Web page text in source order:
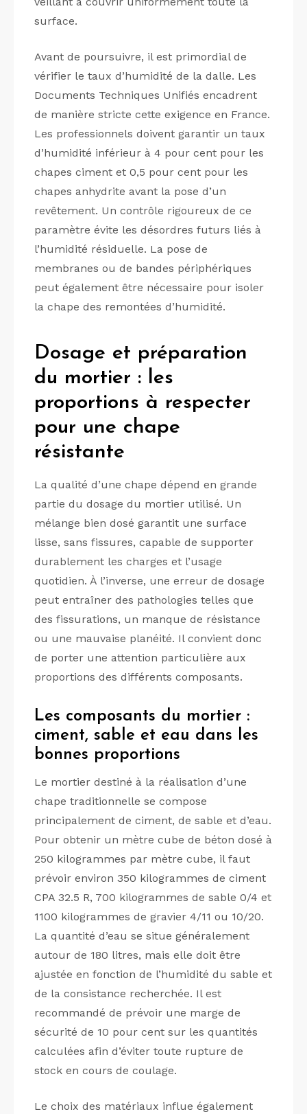
surface.
Avant de poursuivre, il est primordial de
vérifier le taux d’humidité de la dalle. Les
Documents Techniques Unifiés encadrent
de manière stricte cette exigence en France.
Les professionnels doivent garantir un taux
d’humidité inférieur à 4 pour cent pour les
chapes ciment et 0,5 pour cent pour les
chapes anhydrite avant la pose d’un
revêtement. Un contrôle rigoureux de ce
paramètre évite les désordres futurs liés à
l’humidité résiduelle. La pose de
membranes ou de bandes périphériques
peut également être nécessaire pour isoler
la chape des remontées d’humidité.
Dosage et préparation
du mortier : les
proportions à respecter
pour une chape
résistante
La qualité d’une chape dépend en grande
partie du dosage du mortier utilisé. Un
mélange bien dosé garantit une surface
lisse, sans fissures, capable de supporter
durablement les charges et l’usage
quotidien. À l’inverse, une erreur de dosage
peut entraîner des pathologies telles que
des fissurations, un manque de résistance
ou une mauvaise planéité. Il convient donc
de porter une attention particulière aux
proportions des différents composants.
Les composants du mortier :
ciment, sable et eau dans les
bonnes proportions
Le mortier destiné à la réalisation d’une
chape traditionnelle se compose
principalement de ciment, de sable et d’eau.
Pour obtenir un mètre cube de béton dosé à
250 kilogrammes par mètre cube, il faut
prévoir environ 350 kilogrammes de ciment
CPA 32.5 R, 700 kilogrammes de sable 0/4 et
1100 kilogrammes de gravier 4/11 ou 10/20.
La quantité d’eau se situe généralement
autour de 180 litres, mais elle doit être
ajustée en fonction de l’humidité du sable et
de la consistance recherchée. Il est
recommandé de prévoir une marge de
sécurité de 10 pour cent sur les quantités
calculées afin d’éviter toute rupture de
stock en cours de coulage.
Le choix des matériaux influe également